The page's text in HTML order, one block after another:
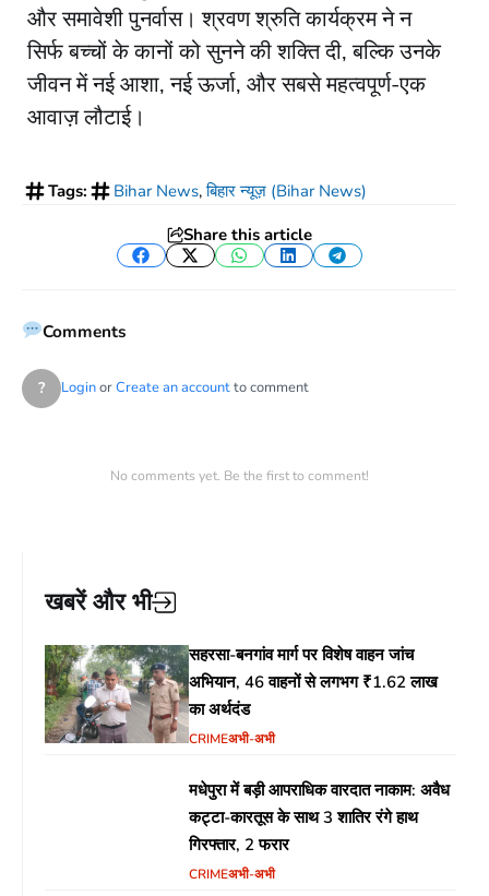
और समावेशी पुनर्वास। श्रवण श्रुति कार्यक्रम ने न
सिर्फ बच्चों के कानों को सुनने की शक्ति दी, बल्कि उनके
जीवन में नई आशा, नई ऊर्जा, और सबसे महत्वपूर्ण-एक
आवाज़ लौटाई।
Tags: Bihar News,बिहार न्यूज़ (Bihar News)
Share this article
Facebook
TwitterWhatsApp
LinkedInTelegram
Comments
? LoginorCreate an accountto comment
No comments yet. Be the first to comment!
खबरें और भी
सहरसा-बनगांव मार्ग पर विशेष वाहन जांच
अभियान, 46 वाहनों से लगभग ₹1.62 लाख
का अर्थदंड
CRIMEअभी-अभी
मधेपुरा में बड़ी आपराधिक वारदात नाकाम: अवैध
कट्टा-कारतूस के साथ 3 शातिर रंगे हाथ
गिरफ्तार, 2 फरार
CRIMEअभी-अभी